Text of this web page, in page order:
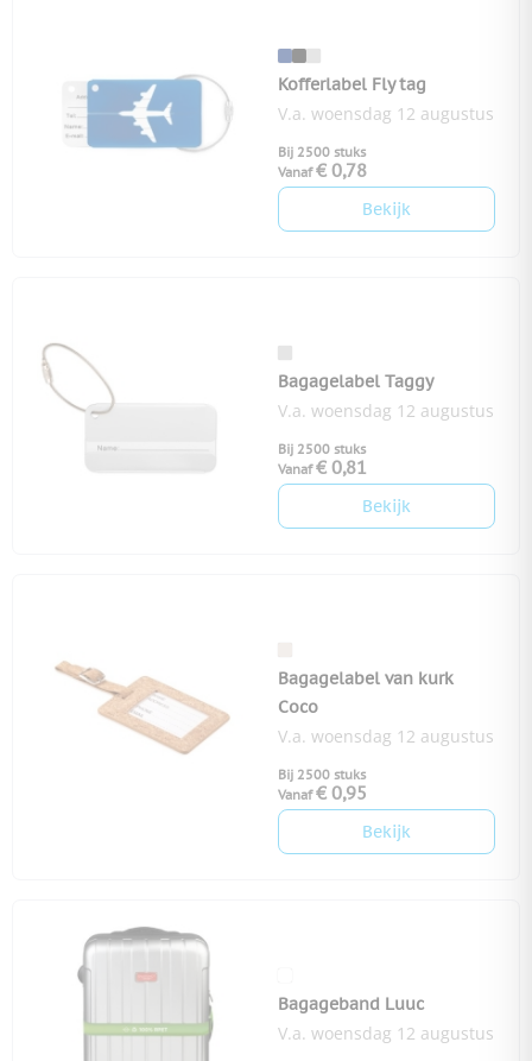
Kofferlabel Fly tag
V.a. woensdag 12 augustus
Bij 2500 stuks
Vanaf € 0,78
Bekijk
Bagagelabel Taggy
V.a. woensdag 12 augustus
Bij 2500 stuks
Vanaf € 0,81
Bekijk
Bagagelabel van kurk
Coco
V.a. woensdag 12 augustus
Bij 2500 stuks
Vanaf € 0,95
Bekijk
Bagageband Luuc
V.a. woensdag 12 augustus